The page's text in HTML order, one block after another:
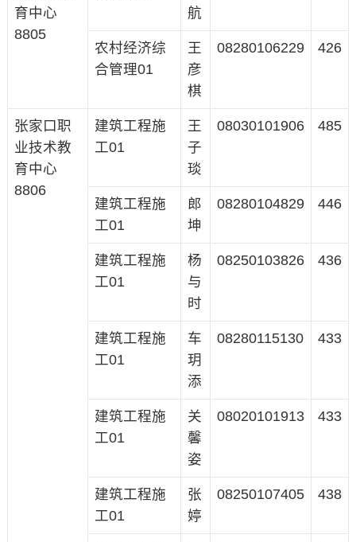
育中心
8805
航
农村经济综
合管理01
王
彦
棋
08280106229 426
张家口职
业技术教
育中心
8806
建筑工程施
工01
王
子
琰
08030101906 485
建筑工程施
工01
郎
坤
08280104829 446
建筑工程施
工01
杨
与
时
08250103826 436
建筑工程施
工01
车
玥
添
08280115130 433
建筑工程施
工01
关
馨
姿
08020101913 433
建筑工程施
工01
张
婷
08250107405 438